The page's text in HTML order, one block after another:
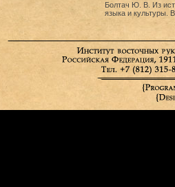
Болтач Ю. В. Из
языка и культуры.